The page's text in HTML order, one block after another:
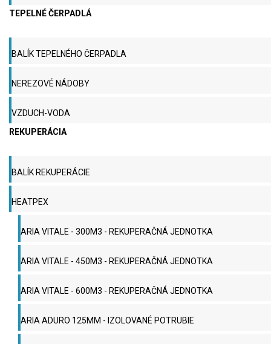
TEPELNÉ ČERPADLÁ
BALÍK TEPELNÉHO ČERPADLA
NEREZOVÉ NÁDOBY
VZDUCH-VODA
REKUPERÁCIA
BALÍK REKUPERÁCIE
HEATPEX
ARIA VITALE - 300M3 - REKUPERAČNÁ JEDNOTKA
ARIA VITALE - 450M3 - REKUPERAČNÁ JEDNOTKA
ARIA VITALE - 600M3 - REKUPERAČNÁ JEDNOTKA
ARIA ADURO 125MM - IZOLOVANÉ POTRUBIE